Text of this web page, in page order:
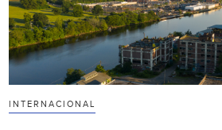
INTERNACIONAL